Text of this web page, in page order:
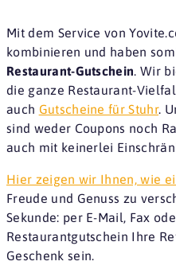
Mit dem Service von
kombinieren und haben
Restaurant-Gutschein. Wir
die ganze Restaurant-
auch Gutscheine für Stuhr.
sind weder Coupons noch
auch mit keinerlei
Hier zeigen wir Ihnen, wie
Freude und Genuss zu
Sekunde: per E-Mail, Fax
Restaurantgutschein Ihre
Geschenk sein.